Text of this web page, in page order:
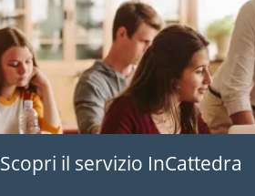
Scopri il servizio InCattedra